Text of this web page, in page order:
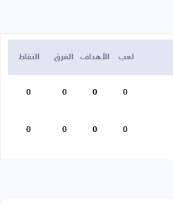
لعب الأهداف الفرق النقاط
0
0
0
0
0
0
0
0